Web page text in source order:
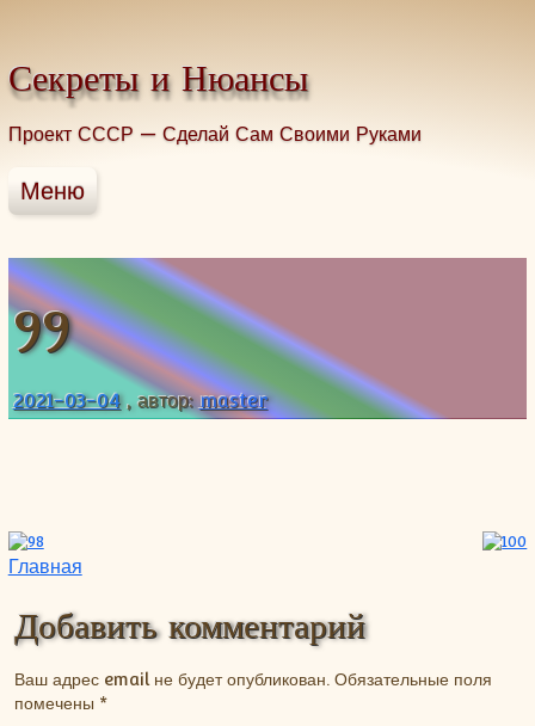
Секреты и Нюансы
Проект СССР — Сделай Сам Своими Руками
Меню
Строительство
Домоводство
Здоровье без таблеток
Рыбалка
99
2021-03-04 , автор:master
Навигация по записям
Главная
Добавить комментарий
Ваш адрес email не будет опубликован. Обязательные поля
помечены *